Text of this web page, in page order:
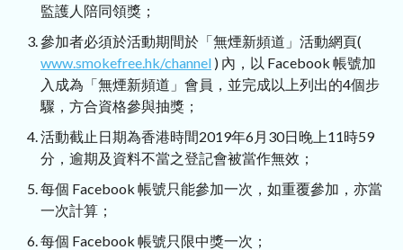
監護人陪同領獎；
參加者必須於活動期間於「無煙新頻道」活動網頁(
www.smokefree.hk/channel ) 內，以 Facebook 帳號加
入成為「無煙新頻道」會員，並完成以上列出的4個步
驟，方合資格參與抽獎；
活動截止日期為香港時間2019年6月30日晚上11時59
分，逾期及資料不當之登記會被當作無效；
每個 Facebook 帳號只能參加一次，如重覆參加，亦當
一次計算；
每個 Facebook 帳號只限中獎一次；